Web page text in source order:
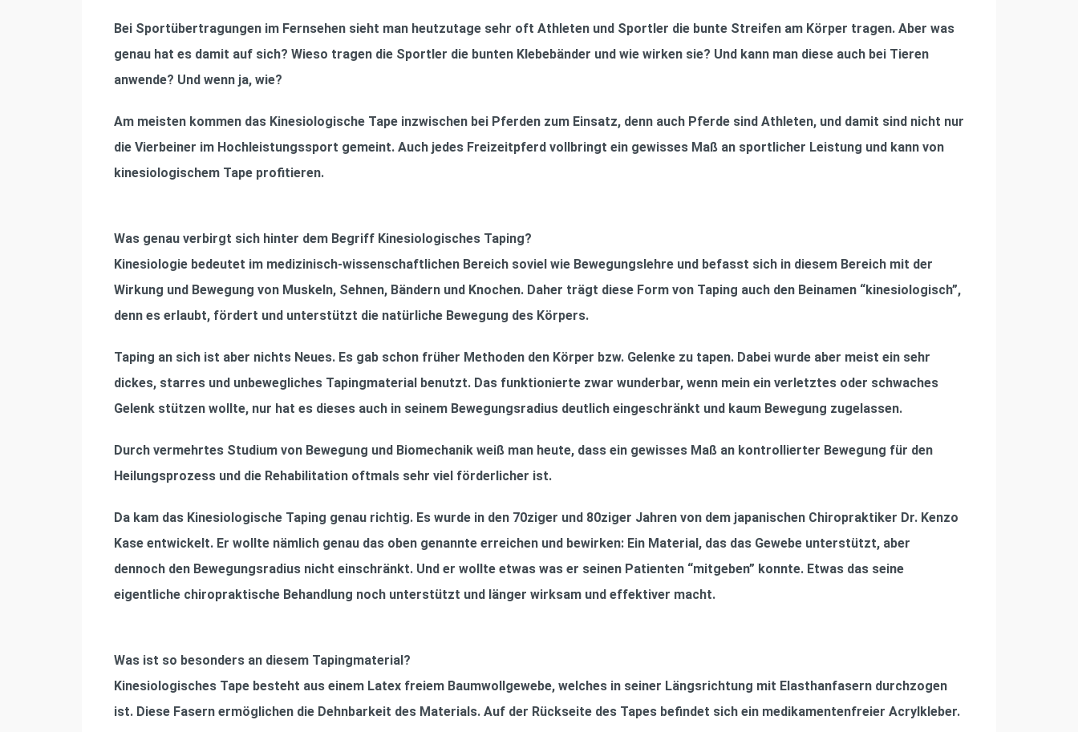
Bei Sportübertragungen im Fernsehen sieht man heutzutage sehr oft Athleten und Sportler die bunte Streifen am Körper tragen. Aber was
genau hat es damit auf sich? Wieso tragen die Sportler die bunten Klebebänder und wie wirken sie? Und kann man diese auch bei Tieren
anwende? Und wenn ja, wie?
Am meisten kommen das Kinesiologische Tape inzwischen bei Pferden zum Einsatz, denn auch Pferde sind Athleten, und damit sind nicht nur
die Vierbeiner im Hochleistungssport gemeint. Auch jedes Freizeitpferd vollbringt ein gewisses Maß an sportlicher Leistung und kann von
kinesiologischem Tape profitieren.
Was genau verbirgt sich hinter dem Begriff Kinesiologisches Taping?
Kinesiologie bedeutet im medizinisch-wissenschaftlichen Bereich soviel wie Bewegungslehre und befasst sich in diesem Bereich mit der
Wirkung und Bewegung von Muskeln, Sehnen, Bändern und Knochen. Daher trägt diese Form von Taping auch den Beinamen “kinesiologisch”,
denn es erlaubt, fördert und unterstützt die natürliche Bewegung des Körpers.
Taping an sich ist aber nichts Neues. Es gab schon früher Methoden den Körper bzw. Gelenke zu tapen. Dabei wurde aber meist ein sehr
dickes, starres und unbewegliches Tapingmaterial benutzt. Das funktionierte zwar wunderbar, wenn mein ein verletztes oder schwaches
Gelenk stützen wollte, nur hat es dieses auch in seinem Bewegungsradius deutlich eingeschränkt und kaum Bewegung zugelassen.
Durch vermehrtes Studium von Bewegung und Biomechanik weiß man heute, dass ein gewisses Maß an kontrollierter Bewegung für den
Heilungsprozess und die Rehabilitation oftmals sehr viel förderlicher ist.
Da kam das Kinesiologische Taping genau richtig. Es wurde in den 70ziger und 80ziger Jahren von dem japanischen Chiropraktiker Dr. Kenzo
Kase entwickelt. Er wollte nämlich genau das oben genannte erreichen und bewirken: Ein Material, das das Gewebe unterstützt, aber
dennoch den Bewegungsradius nicht einschränkt. Und er wollte etwas was er seinen Patienten “mitgeben” konnte. Etwas das seine
eigentliche chiropraktische Behandlung noch unterstützt und länger wirksam und effektiver macht.
Was ist so besonders an diesem Tapingmaterial?
Kinesiologisches Tape besteht aus einem Latex freiem Baumwollgewebe, welches in seiner Längsrichtung mit Elasthanfasern durchzogen
ist. Diese Fasern ermöglichen die Dehnbarkeit des Materials. Auf der Rückseite des Tapes befindet sich ein medikamentenfreier Acrylkleber.